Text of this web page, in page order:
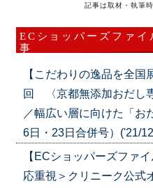
記事は取材・執筆
ECショッパーズファイ
事
【こだわりの逸品を全
回 〈京都無添加おだし
／幅広い層に向けた「お
6日・23日合併号）('21/
【ECショッパーズファ
応重視＞クリニーク公式